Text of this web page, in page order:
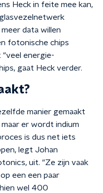
Heck in feite mee kan,
data willen
fotonische chips
"veel energie-
gaat Heck verder.
manier gemaakt
er wordt indium
is dus net iets
legt Johan
uit. "Ze zijn vaak
een een paar
wel 400